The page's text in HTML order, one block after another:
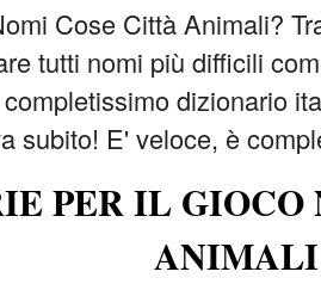
Cose Città Animali?
tutti nomi più difficili
dizionario
subito! E' veloce, è
PER IL
ANIMALI